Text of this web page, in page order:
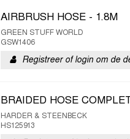
AIRBRUSH HOSE - 1.8M
GREEN STUFF WORLD
GSW1406
Registreer of login om de
BRAIDED HOSE
HARDER & STEENBECK
HS125913